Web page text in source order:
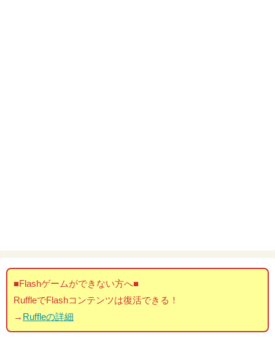
■Flashゲームができない方へ■
RuffleでFlashコンテンツは復活できる！
→ Ruffleの詳細